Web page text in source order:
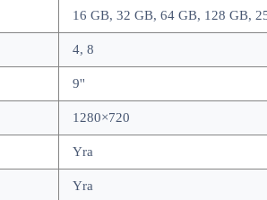
16 GB, 32 GB, 64 GB, 128 GB,
4, 8
9''
1280×720
Yra
Yra